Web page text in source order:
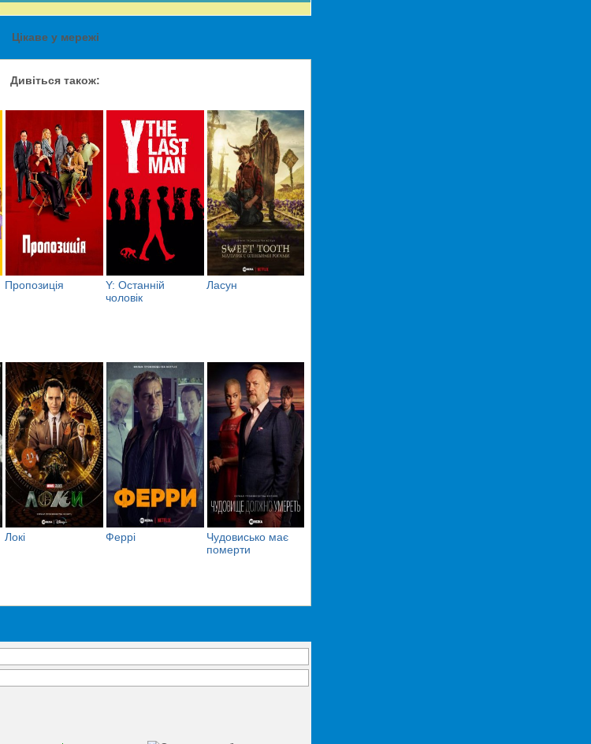
Цікаве у мережі
Дивіться також:
Пропозиція
Y: Останній
чоловік
Ласун
Локі Феррі
Чудовисько має
померти